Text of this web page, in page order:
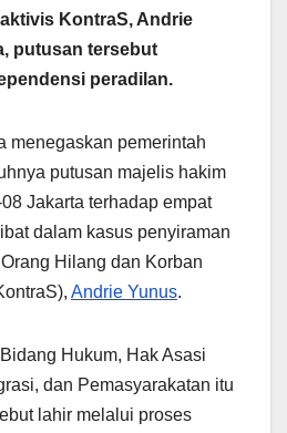
KontraS, Andrie
putusan tersebut
peradilan.
menegaskan pemerintah
putusan majelis hakim
Jakarta terhadap empat
dalam kasus penyiraman
Hilang dan Korban
Andrie Yunus.
Hukum, Hak Asasi
dan Pemasyarakatan itu
lahir melalui proses